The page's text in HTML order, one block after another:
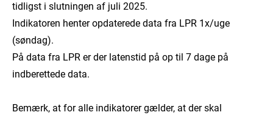
tidligst i slutningen af juli 2025.
Indikatoren henter opdaterede data fra LPR 1x/uge
(søndag).
På data fra LPR er der latenstid på op til 7 dage på
indberettede data.
Bemærk, at for alle indikatorer gælder, at der skal